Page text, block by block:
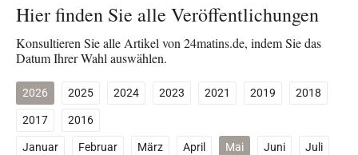
Hier finden Sie alle Veröffentlichungen
Konsultieren Sie alle Artikel von 24matins.de, indem Sie das
Datum Ihrer Wahl auswählen.
2026 2025 2024 2023 2021 2019
2018
2017
2016
Januar
Februar März April Mai Juni
Juli